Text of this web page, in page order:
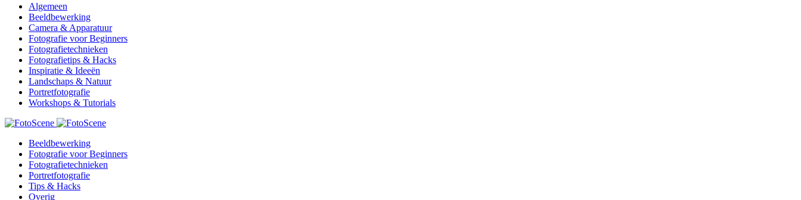
Algemeen
Beeldbewerking
Camera & Apparatuur
Fotografie voor Beginners
Fotografietechnieken
Fotografietips & Hacks
Inspiratie & Ideeën
Landschaps & Natuur
Portretfotografie
Workshops & Tutorials
Beeldbewerking
Fotografie voor Beginners
Fotografietechnieken
Portretfotografie
Tips & Hacks
Overig